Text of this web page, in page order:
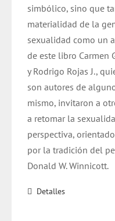
simbólico, sino que
materialidad de la
sexualidad como un
de este libro Carmen
y Rodrigo Rojas J.,
son autores de
mismo, invitaron a
a retomar la
perspectiva,
por la tradición del
Donald W. Winnicott.
Detalles